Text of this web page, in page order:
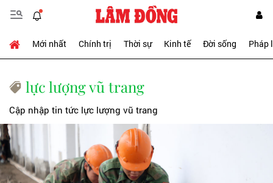
Mới nhất Chính trị Thời sự Kinh tế Đời sống Pháp
lực lượng vũ trang
Cập nhập tin tức lực lượng vũ trang